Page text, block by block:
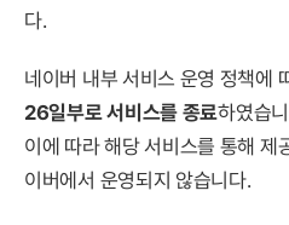
다.
네이버 내부 서비스 운영 정책에
26일부로 서비스를 종료하였습
이에 따라 해당 서비스를 통해 제
이버에서 운영되지 않습니다.